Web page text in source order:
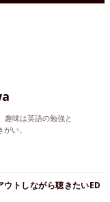
趣味は英語の勉強と
い。
トしながら聴きたいED